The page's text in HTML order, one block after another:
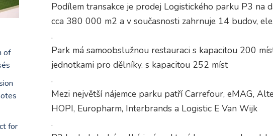
Podílem transakce je prodej Logistického parku P3 na
cca 380 000 m2 a v současnosti zahrnuje 14 budov,
.
Park má samoobslužnou restauraci s kapacitou 200
jednotkami pro dělníky. s kapacitou 252 míst
.
Mezi největší nájemce parku patří Carrefour, eMAG,
HOPI, Europharm, Interbrands a Logistic E Van Wijk
.
of
for